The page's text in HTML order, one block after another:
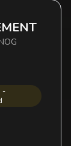
-